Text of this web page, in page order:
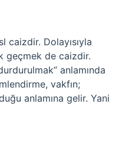
geçmek de caizdir.
anlamında
vakfın;
anlamına gelir. Yani